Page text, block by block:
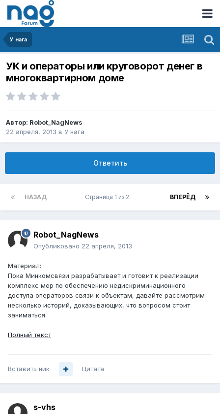
У нага
УК и операторы или круговорот денег в
многоквартирном доме
Автор: Robot_NagNews
22 апреля, 2013 в У нага
Ответить
НАЗАД ВПЕРЁД
Страница 1 из 2
Robot_NagNews
Опубликовано 22 апреля, 2013
Материал:
Пока Минкомсвязи разрабатывает и готовит к реализации
комплекс мер по обеспечению недискриминационного
доступа операторов связи к объектам, давайте рассмотрим
несколько историй, доказывающих, что вопросом стоит
заниматься.
Полный текст
Вставить ник Цитата
s-vhs